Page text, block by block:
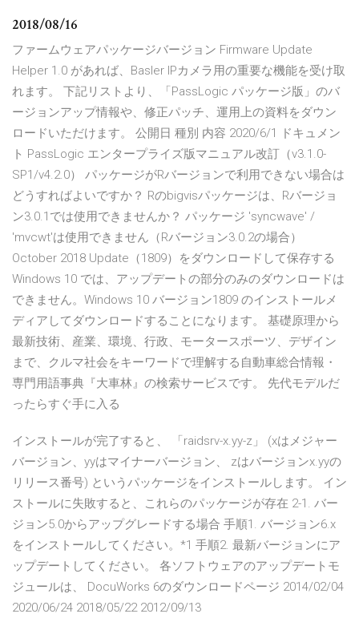
2018/08/16
ファームウェアパッケージバージョン Firmware Update
Helper 1.0 があれば、Basler IPカメラ用の重要な機能を受け取
れます。 下記リストより、「PassLogic パッケージ版」のバ
ージョンアップ情報や、修正パッチ、運用上の資料をダウン
ロードいただけます。 公開日 種別 内容 2020/6/1 ドキュメン
ト PassLogic エンタープライズ版マニュアル改訂（v3.1.0-
SP1/v4.2.0） パッケージがRバージョンで利用できない場合は
どうすればよいですか？ Rのbigvisパッケージは、Rバージョ
ン3.0.1では使用できませんか？ パッケージ 'syncwave' /
'mvcwt'は使用できません（Rバージョン3.0.2の場合）
October 2018 Update（1809）をダウンロードして保存する
Windows 10 では、アップデートの部分のみのダウンロードは
できません。Windows 10 バージョン1809 のインストールメ
ディアしてダウンロードすることになります。 基礎原理から
最新技術、産業、環境、行政、モータースポーツ、デザイン
まで、クルマ社会をキーワードで理解する自動車総合情報・
専門用語事典『大車林』の検索サービスです。 先代モデルだ
ったらすぐ手に入る
インストールが完了すると、 「raidsrv-x.yy-z」 (xはメジャー
バージョン、yyはマイナーバージョン、 zはバージョンx.yyの
リリース番号) というパッケージをインストールします。 イン
ストールに失敗すると、これらのパッケージが存在 2-1. バー
ジョン5.0からアップグレードする場合 手順1. バージョン6.x
をインストールしてください。*1 手順2. 最新バージョンにア
ップデートしてください。 各ソフトウェアのアップデートモ
ジュールは、 DocuWorks 6のダウンロードページ 2014/02/04
2020/06/24 2018/05/22 2012/09/13